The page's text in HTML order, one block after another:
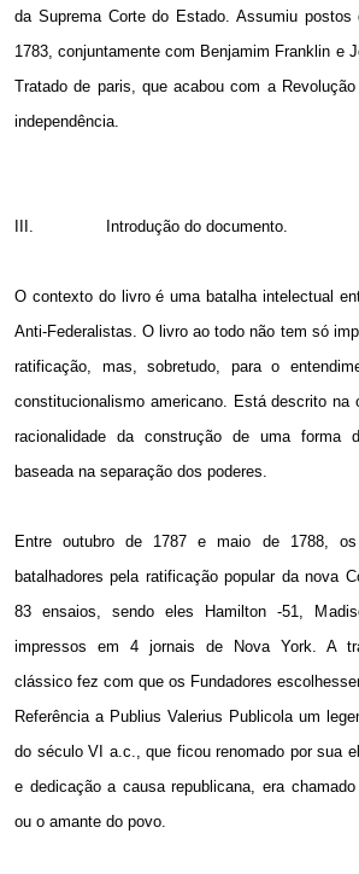
da Suprema Corte do Estado. Assumiu postos
1783, conjuntamente com Benjamim Franklin e
Tratado de paris, que acabou com a
independência.
III. Introdução do documento.
O contexto do livro é uma batalha intelectual
Anti-Federalistas. O livro ao todo não tem só
ratificação, mas, sobretudo, para o
constitucionalismo americano. Está descrito na
racionalidade da construção de uma forma
baseada na separação dos poderes.
Entre outubro de 1787 e maio de 1788,
batalhadores pela ratificação popular da nova
83 ensaios, sendo eles Hamilton -51,
impressos em 4 jornais de Nova York. A
clássico fez com que os Fundadores
Referência a Publius Valerius Publicola um
do século VI a.c., que ficou renomado por sua
e dedicação a causa republicana, era
ou o amante do povo.